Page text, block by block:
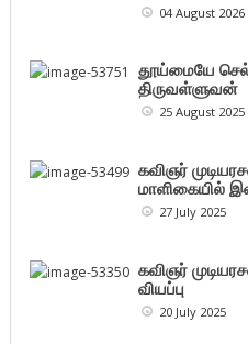
04 August 2026
தூய்மையே
திருவள்ளுவன்
25 August 2025
கவிஞர்
மாளிகையில்
27 July 2025
கவிஞர்
வியப்பு
20 July 2025